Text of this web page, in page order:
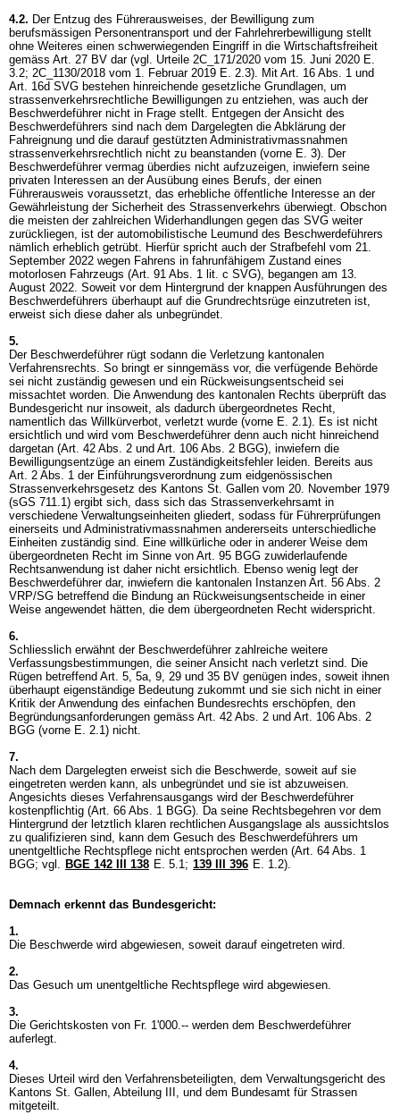
4.2. Der Entzug des Führerausweises, der Bewilligung zum
berufsmässigen Personentransport und der Fahrlehrerbewilligung stellt
ohne Weiteres einen schwerwiegenden Eingriff in die Wirtschaftsfreiheit
gemäss Art. 27 BV dar (vgl. Urteile 2C_171/2020 vom 15. Juni 2020 E.
3.2; 2C_1130/2018 vom 1. Februar 2019 E. 2.3). Mit Art. 16 Abs. 1 und
Art. 16d SVG bestehen hinreichende gesetzliche Grundlagen, um
strassenverkehrsrechtliche Bewilligungen zu entziehen, was auch der
Beschwerdeführer nicht in Frage stellt. Entgegen der Ansicht des
Beschwerdeführers sind nach dem Dargelegten die Abklärung der
Fahreignung und die darauf gestützten Administrativmassnahmen
strassenverkehrsrechtlich nicht zu beanstanden (vorne E. 3). Der
Beschwerdeführer vermag überdies nicht aufzuzeigen, inwiefern seine
privaten Interessen an der Ausübung eines Berufs, der einen
Führerausweis voraussetzt, das erhebliche öffentliche Interesse an der
Gewährleistung der Sicherheit des Strassenverkehrs überwiegt. Obschon
die meisten der zahlreichen Widerhandlungen gegen das SVG weiter
zurückliegen, ist der automobilistische Leumund des Beschwerdeführers
nämlich erheblich getrübt. Hierfür spricht auch der Strafbefehl vom 21.
September 2022 wegen Fahrens in fahrunfähigem Zustand eines
motorlosen Fahrzeugs (Art. 91 Abs. 1 lit. c SVG), begangen am 13.
August 2022. Soweit vor dem Hintergrund der knappen Ausführungen des
Beschwerdeführers überhaupt auf die Grundrechtsrüge einzutreten ist,
erweist sich diese daher als unbegründet.
5.
Der Beschwerdeführer rügt sodann die Verletzung kantonalen
Verfahrensrechts. So bringt er sinngemäss vor, die verfügende Behörde
sei nicht zuständig gewesen und ein Rückweisungsentscheid sei
missachtet worden. Die Anwendung des kantonalen Rechts überprüft das
Bundesgericht nur insoweit, als dadurch übergeordnetes Recht,
namentlich das Willkürverbot, verletzt wurde (vorne E. 2.1). Es ist nicht
ersichtlich und wird vom Beschwerdeführer denn auch nicht hinreichend
dargetan (Art. 42 Abs. 2 und Art. 106 Abs. 2 BGG), inwiefern die
Bewilligungsentzüge an einem Zuständigkeitsfehler leiden. Bereits aus
Art. 2 Abs. 1 der Einführungsverordnung zum eidgenössischen
Strassenverkehrsgesetz des Kantons St. Gallen vom 20. November 1979
(sGS 711.1) ergibt sich, dass sich das Strassenverkehrsamt in
verschiedene Verwaltungseinheiten gliedert, sodass für Führerprüfungen
einerseits und Administrativmassnahmen andererseits unterschiedliche
Einheiten zuständig sind. Eine willkürliche oder in anderer Weise dem
übergeordneten Recht im Sinne von Art. 95 BGG zuwiderlaufende
Rechtsanwendung ist daher nicht ersichtlich. Ebenso wenig legt der
Beschwerdeführer dar, inwiefern die kantonalen Instanzen Art. 56 Abs. 2
VRP/SG betreffend die Bindung an Rückweisungsentscheide in einer
Weise angewendet hätten, die dem übergeordneten Recht widerspricht.
6.
Schliesslich erwähnt der Beschwerdeführer zahlreiche weitere
Verfassungsbestimmungen, die seiner Ansicht nach verletzt sind. Die
Rügen betreffend Art. 5, 5a, 9, 29 und 35 BV genügen indes, soweit ihnen
überhaupt eigenständige Bedeutung zukommt und sie sich nicht in einer
Kritik der Anwendung des einfachen Bundesrechts erschöpfen, den
Begründungsanforderungen gemäss Art. 42 Abs. 2 und Art. 106 Abs. 2
BGG (vorne E. 2.1) nicht.
7.
Nach dem Dargelegten erweist sich die Beschwerde, soweit auf sie
eingetreten werden kann, als unbegründet und sie ist abzuweisen.
Angesichts dieses Verfahrensausgangs wird der Beschwerdeführer
kostenpflichtig (Art. 66 Abs. 1 BGG). Da seine Rechtsbegehren vor dem
Hintergrund der letztlich klaren rechtlichen Ausgangslage als aussichtslos
zu qualifizieren sind, kann dem Gesuch des Beschwerdeführers um
unentgeltliche Rechtspflege nicht entsprochen werden (Art. 64 Abs. 1
BGG; vgl. BGE 142 III 138 E. 5.1; 139 III 396 E. 1.2).
Demnach erkennt das Bundesgericht:
1.
Die Beschwerde wird abgewiesen, soweit darauf eingetreten wird.
2.
Das Gesuch um unentgeltliche Rechtspflege wird abgewiesen.
3.
Die Gerichtskosten von Fr. 1'000.-- werden dem Beschwerdeführer
auferlegt.
4.
Dieses Urteil wird den Verfahrensbeteiligten, dem Verwaltungsgericht des
Kantons St. Gallen, Abteilung III, und dem Bundesamt für Strassen
mitgeteilt.